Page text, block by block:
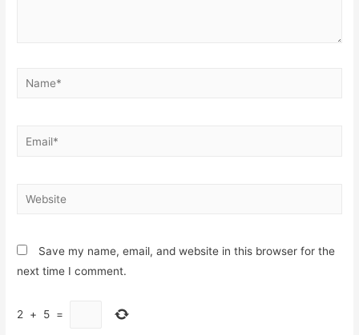
Name*
Email*
Website
Save my name, email, and website in this browser for the
next time I comment.
2 + 5 =